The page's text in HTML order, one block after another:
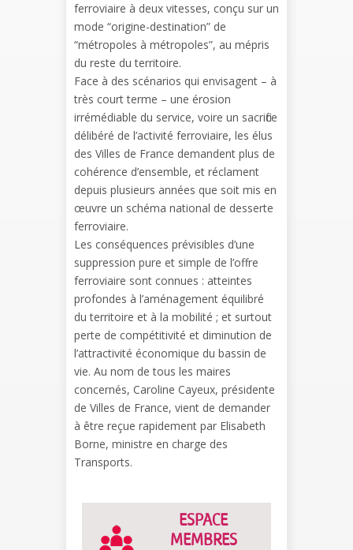
ferroviaire à deux vitesses, conçu sur un
mode “origine-destination” de
“métropoles à métropoles”, au mépris
du reste du territoire.
Face à des scénarios qui envisagent – à
très court terme – une érosion
irrémédiable du service, voire un sacrifice
délibéré de l’activité ferroviaire, les élus
des Villes de France demandent plus de
cohérence d’ensemble, et réclament
depuis plusieurs années que soit mis en
œuvre un schéma national de desserte
ferroviaire.
Les conséquences prévisibles d’une
suppression pure et simple de l’offre
ferroviaire sont connues : atteintes
profondes à l’aménagement équilibré
du territoire et à la mobilité ; et surtout
perte de compétitivité et diminution de
l’attractivité économique du bassin de
vie. Au nom de tous les maires
concernés, Caroline Cayeux, présidente
de Villes de France, vient de demander
à être reçue rapidement par Elisabeth
Borne, ministre en charge des
Transports.
ESPACE
MEMBRES